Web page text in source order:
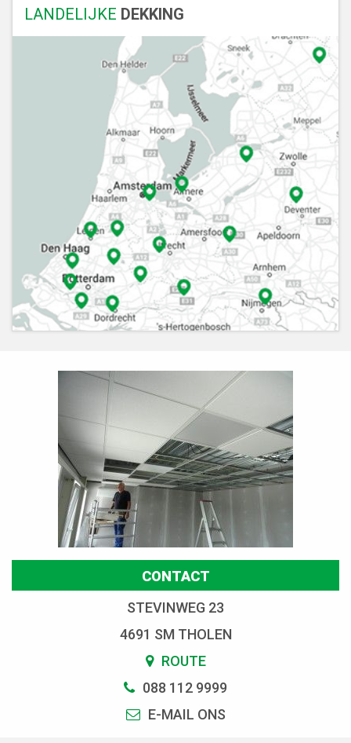
LANDELIJKE DEKKING
CONTACT
STEVINWEG 23
4691 SM THOLEN
ROUTE
088 112 9999
E-MAIL ONS